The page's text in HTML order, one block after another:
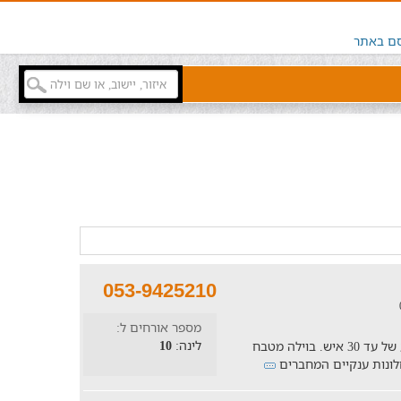
באתר
וילה אקולוגית בלב המדבר המתאימה לאירוע של עד 30 איש. בוילה מטבח
ענקיים המחברים
053-9425210
מספר אורחים ל:
לינה:10